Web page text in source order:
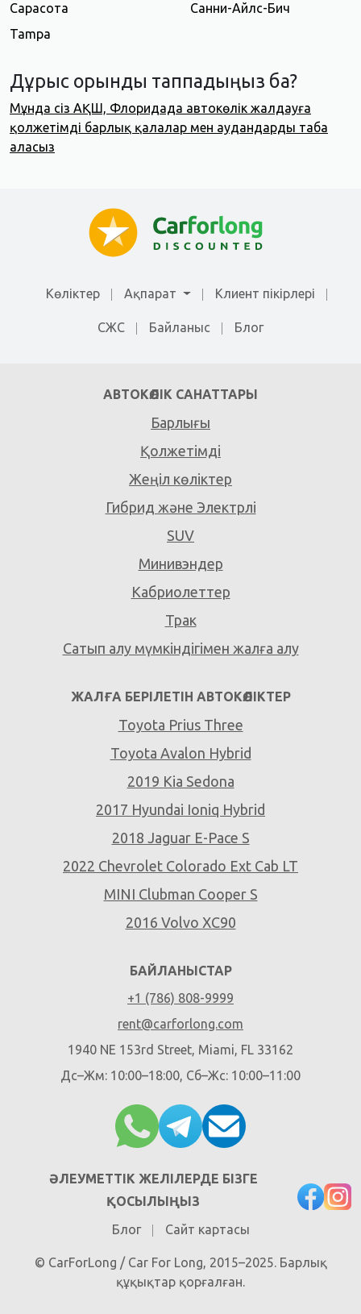
Сарасота
Санни-Айлс-Бич
Tampa
Дұрыс орынды таппадыңыз ба?
Мұнда сіз АҚШ, Флоридада автокөлік жалдауға
қолжетімді барлық қалалар мен аудандарды таба
аласыз
Көліктер Ақпарат Клиент пікірлері
СЖС Байланыс Блог
АВТОКӨЛІК САНАТТАРЫ
Барлығы
Қолжетімді
Жеңіл көліктер
Гибрид және Электрлі
SUV
Минивэндер
Кабриолеттер
Трак
Сатып алу мүмкіндігімен жалға алу
ЖАЛҒА БЕРІЛЕТІН АВТОКӨЛІКТЕР
Toyota Prius Three
Toyota Avalon Hybrid
2019 Kia Sedona
2017 Hyundai Ioniq Hybrid
2018 Jaguar E-Pace S
2022 Chevrolet Colorado Ext Cab LT
MINI Clubman Cooper S
2016 Volvo XC90
БАЙЛАНЫСТАР
+1 (786) 808-9999
rent@carforlong.com
1940 NE 153rd Street, Miami, FL 33162
Дс–Жм: 10:00–18:00, Сб–Жс: 10:00–11:00
ӘЛЕУМЕТТІК ЖЕЛІЛЕРДЕ БІЗГЕ
ҚОСЫЛЫҢЫЗ
Блог
Сайт картасы
© CarForLong / Car For Long, 2015–2025. Барлық
құқықтар қорғалған.